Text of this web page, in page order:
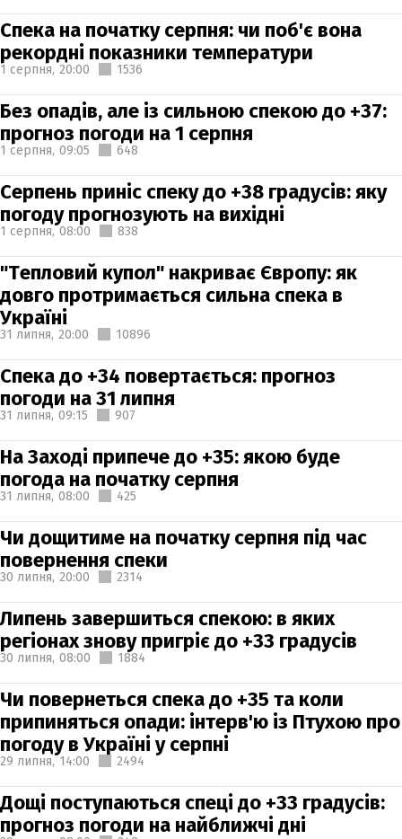
Спека на початку серпня: чи поб'є вона
рекордні показники температури
1 серпня, 20:00 1536
Без опадів, але із сильною спекою до +37:
прогноз погоди на 1 серпня
1 серпня, 09:05 648
Серпень приніс спеку до +38 градусів: яку
погоду прогнозують на вихідні
1 серпня, 08:00 838
"Тепловий купол" накриває Європу: як
довго протримається сильна спека в
Україні
31 липня, 20:00 10896
Спека до +34 повертається: прогноз
погоди на 31 липня
31 липня, 09:15 907
На Заході припече до +35: якою буде
погода на початку серпня
31 липня, 08:00 425
Чи дощитиме на початку серпня під час
повернення спеки
30 липня, 20:00 2314
Липень завершиться спекою: в яких
регіонах знову пригріє до +33 градусів
30 липня, 08:00 1884
Чи повернеться спека до +35 та коли
припиняться опади: інтерв'ю із Птухою про
погоду в Україні у серпні
29 липня, 14:00 2494
Дощі поступаються спеці до +33 градусів:
прогноз погоди на найближчі дні